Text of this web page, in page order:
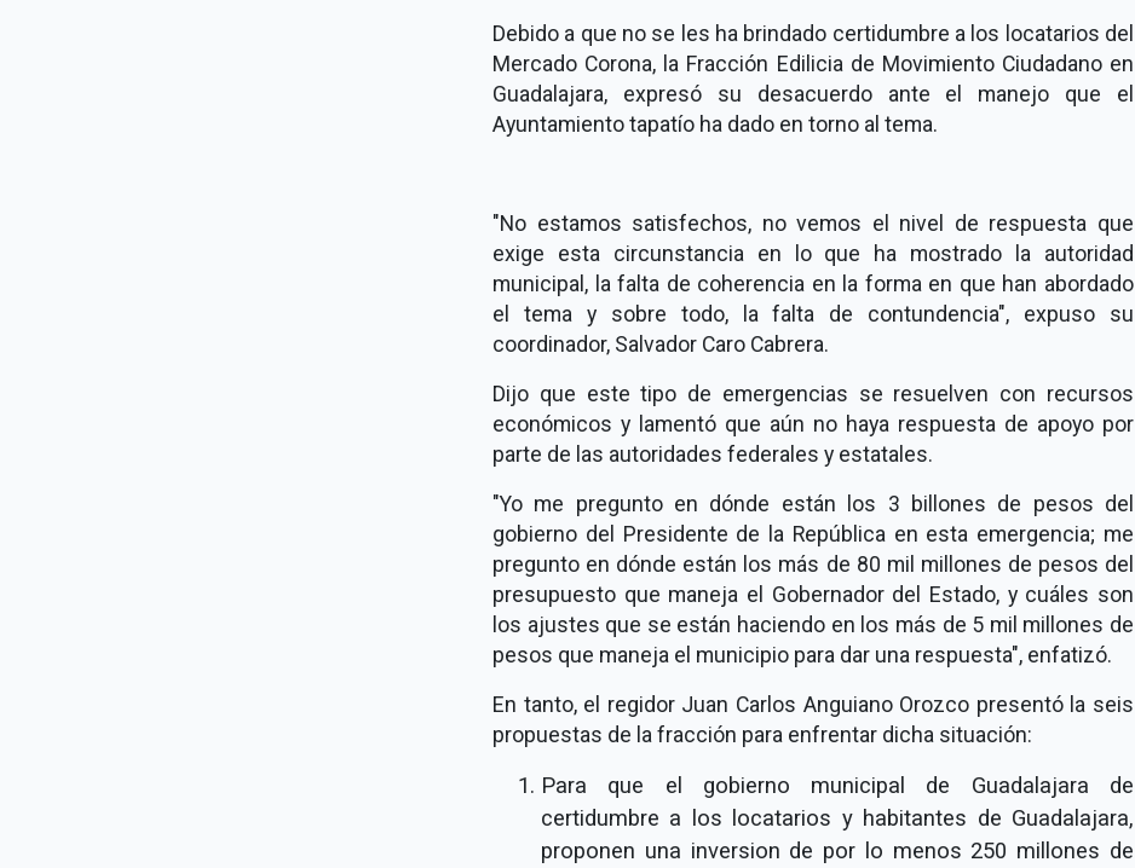
Debido a que no se les ha brindado certidumbre a los locatarios del
Mercado Corona, la Fracción Edilicia de Movimiento Ciudadano en
Guadalajara, expresó su desacuerdo ante el manejo que el
Ayuntamiento tapatío ha dado en torno al tema.
"No estamos satisfechos, no vemos el nivel de respuesta que
exige esta circunstancia en lo que ha mostrado la autoridad
municipal, la falta de coherencia en la forma en que han abordado
el tema y sobre todo, la falta de contundencia", expuso su
coordinador, Salvador Caro Cabrera.
Dijo que este tipo de emergencias se resuelven con recursos
económicos y lamentó que aún no haya respuesta de apoyo por
parte de las autoridades federales y estatales.
"Yo me pregunto en dónde están los 3 billones de pesos del
gobierno del Presidente de la República en esta emergencia; me
pregunto en dónde están los más de 80 mil millones de pesos del
presupuesto que maneja el Gobernador del Estado, y cuáles son
los ajustes que se están haciendo en los más de 5 mil millones de
pesos que maneja el municipio para dar una respuesta", enfatizó.
En tanto, el regidor Juan Carlos Anguiano Orozco presentó la seis
propuestas de la fracción para enfrentar dicha situación:
Para que el gobierno municipal de Guadalajara de
certidumbre a los locatarios y habitantes de Guadalajara,
proponen una inversion de por lo menos 250 millones de